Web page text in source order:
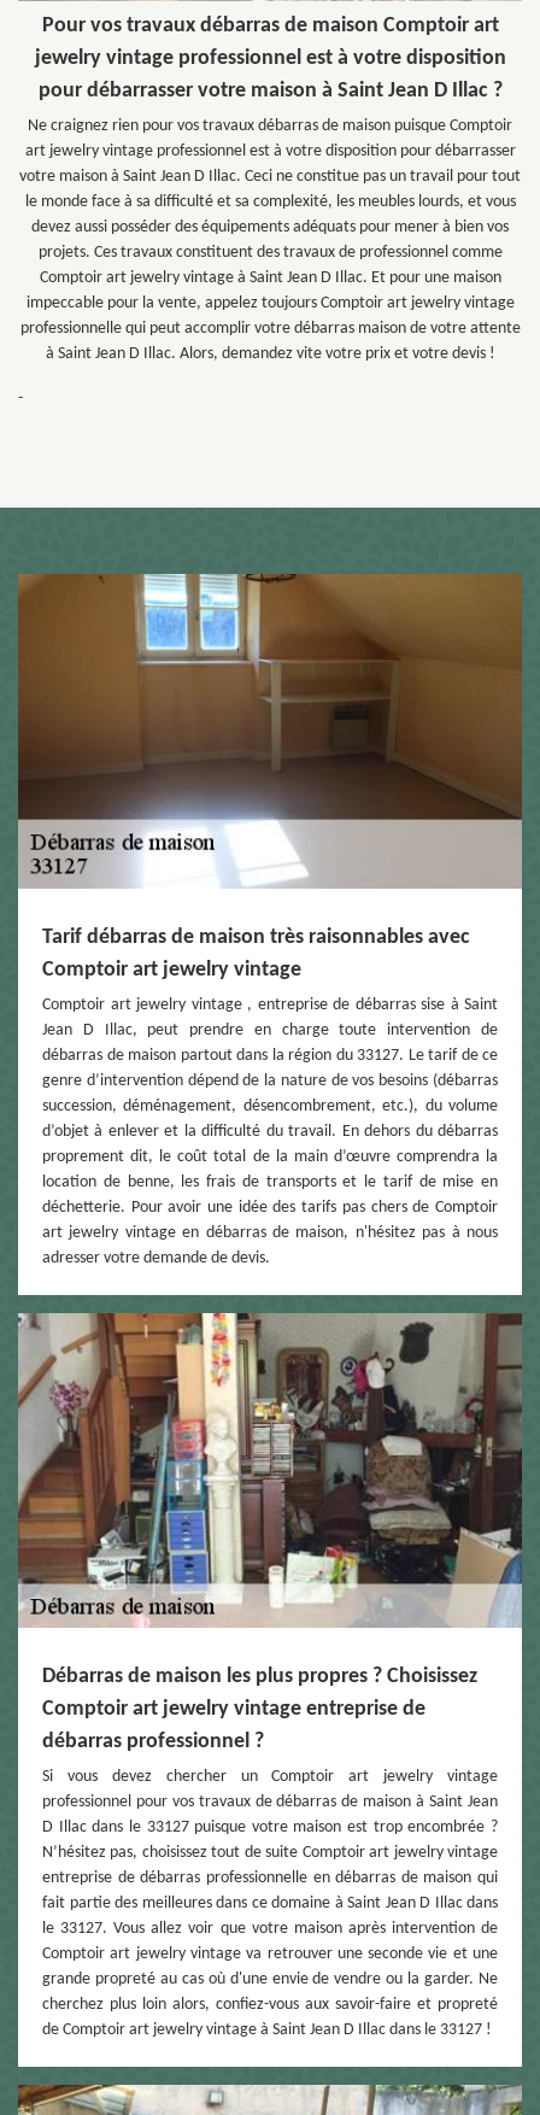
Pour vos travaux débarras de maison Comptoir art
jewelry vintage professionnel est à votre disposition
pour débarrasser votre maison à Saint Jean D Illac ?
Ne craignez rien pour vos travaux débarras de maison puisque Comptoir
art jewelry vintage professionnel est à votre disposition pour débarrasser
votre maison à Saint Jean D Illac. Ceci ne constitue pas un travail pour tout
le monde face à sa difficulté et sa complexité, les meubles lourds, et vous
devez aussi posséder des équipements adéquats pour mener à bien vos
projets. Ces travaux constituent des travaux de professionnel comme
Comptoir art jewelry vintage à Saint Jean D Illac. Et pour une maison
impeccable pour la vente, appelez toujours Comptoir art jewelry vintage
professionnelle qui peut accomplir votre débarras maison de votre attente
à Saint Jean D Illac. Alors, demandez vite votre prix et votre devis !
-
Tarif débarras de maison très raisonnables avec
Comptoir art jewelry vintage
Comptoir art jewelry vintage , entreprise de débarras sise à Saint
Jean D Illac, peut prendre en charge toute intervention de
débarras de maison partout dans la région du 33127. Le tarif de ce
genre d’intervention dépend de la nature de vos besoins (débarras
succession, déménagement, désencombrement, etc.), du volume
d’objet à enlever et la difficulté du travail. En dehors du débarras
proprement dit, le coût total de la main d’œuvre comprendra la
location de benne, les frais de transports et le tarif de mise en
déchetterie. Pour avoir une idée des tarifs pas chers de Comptoir
art jewelry vintage en débarras de maison, n'hésitez pas à nous
adresser votre demande de devis.
Débarras de maison les plus propres ? Choisissez
Comptoir art jewelry vintage entreprise de
débarras professionnel ?
Si vous devez chercher un Comptoir art jewelry vintage
professionnel pour vos travaux de débarras de maison à Saint Jean
D Illac dans le 33127 puisque votre maison est trop encombrée ?
N’hésitez pas, choisissez tout de suite Comptoir art jewelry vintage
entreprise de débarras professionnelle en débarras de maison qui
fait partie des meilleures dans ce domaine à Saint Jean D Illac dans
le 33127. Vous allez voir que votre maison après intervention de
Comptoir art jewelry vintage va retrouver une seconde vie et une
grande propreté au cas où d'une envie de vendre ou la garder. Ne
cherchez plus loin alors, confiez-vous aux savoir-faire et propreté
de Comptoir art jewelry vintage à Saint Jean D Illac dans le 33127 !